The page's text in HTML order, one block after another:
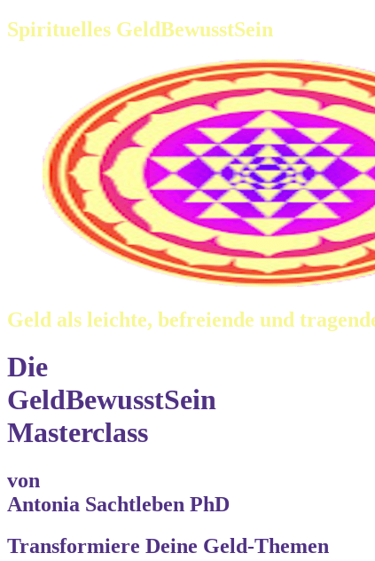
Spirituelles GeldBewusstSein
Geld als leichte, befreiende und
Die
GeldBewusstSein
Masterclass
von
Antonia Sachtleben PhD
Transformiere Deine Geld-Themen